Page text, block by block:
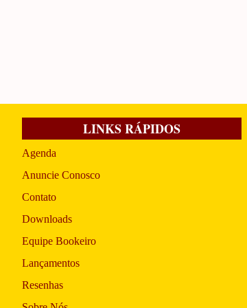
LINKS RÁPIDOS
Agenda
Anuncie Conosco
Contato
Downloads
Equipe Bookeiro
Lançamentos
Resenhas